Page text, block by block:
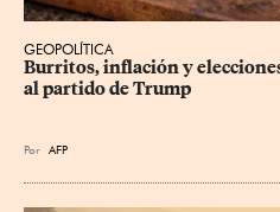
GEOPOLÍTICA
Burritos, inflación y
al partido de Trump
Por AFP